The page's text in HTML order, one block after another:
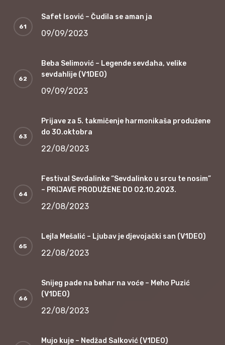
Safet Isović – Čudila se aman ja
09/09/2023
Beba Selimović – Legende sevdaha, velike
sevdahlije (V1DEO)
09/09/2023
Prijave za 5. takmičenje harmonikaša produžene
do 30.oktobra
22/08/2023
Festival Sevdalinke “Sevdalinko u srcu te nosim”
– PRIJAVE PRODUŽENE DO 02.10.2023.
22/08/2023
Lejla Mešalić – Ljubav je djevojački san (V1DEO)
22/08/2023
Snijeg pade na behar na voće – Meho Puzić
(V1DEO)
22/08/2023
Mujo kuje – Nedžad Salković (V1DEO)